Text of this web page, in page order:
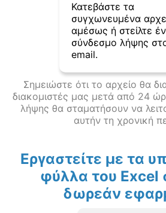
Κατεβάστε τα
συγχωνευμένα
αμέσως ή στείλτε
σύνδεσμο λήψης
email.
Σημειώστε ότι το αρχείο θα
διακομιστές μας μετά από 24
λήψης θα σταματήσουν να
αυτήν τη χρονική
Εργαστείτε με τα
φύλλα του Excel
δωρεάν